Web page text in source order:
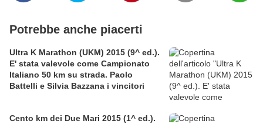
Potrebbe anche piacerti
Ultra K Marathon (UKM) 2015 (9^ ed.).
E' stata valevole come Campionato
Italiano 50 km su strada. Paolo
Battelli e Silvia Bazzana i vincitori
Cento km dei Due Mari 2015 (1^ ed.).